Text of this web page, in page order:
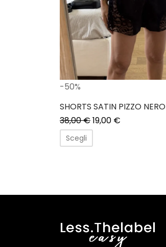
-50%
SHORTS SATIN PIZZO NERO
38,00€19,00 €
Scegli